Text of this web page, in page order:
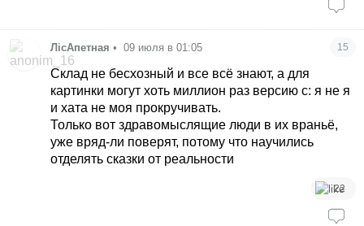
ЛісАпетная • 09 июля в 01:05 15
Склад не бесхозный и все всё знают, а для
картинки могут хоть миллион раз версию с: я не я
и хата не моя прокручивать.
Только вот здравомыслящие люди в их враньё,
уже вряд-ли поверят, потому что научились
отделять сказки от реальности
22